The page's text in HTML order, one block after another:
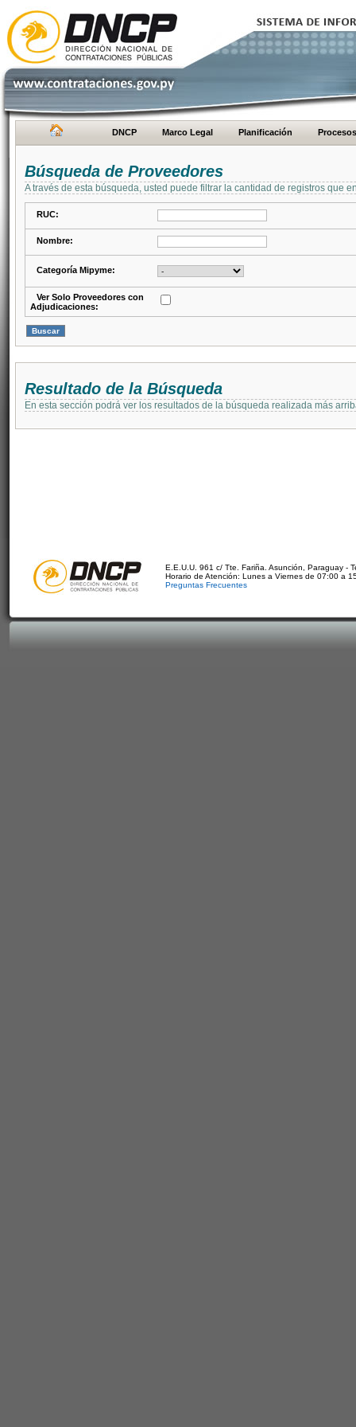
DNCP Marco Legal Planificación Procesos
Búsqueda de Proveedores
A través de esta búsqueda, usted puede filtrar la cantidad de registros que
RUC:
Nombre:
Categoría Mipyme:
Ver Solo Proveedores con
Adjudicaciones:
Resultado de la Búsqueda
En esta sección podrá ver los resultados de la búsqueda realizada más
E.E.U.U. 961 c/ Tte. Fariña. Asunción, Paraguay -
Horario de Atención: Lunes a Viernes de 07:00 a
Preguntas Frecuentes